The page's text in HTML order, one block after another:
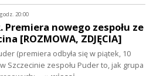
20:00
Premiera nowego zespołu ze
[ROZMOWA, ZDJĘCIA]
(premiera odbyła się w piątek, 10
Szczecinie zespołu Puder to, jak grupa